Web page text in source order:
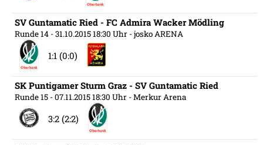
SV Guntamatic Ried - FC Admira Wacker Mödling
Runde 14 - 31.10.2015 18:30 Uhr - josko ARENA
1:1 (0:0)
SK Puntigamer Sturm Graz - SV Guntamatic Ried
Runde 15 - 07.11.2015 18:30 Uhr - Merkur Arena
3:2 (2:2)